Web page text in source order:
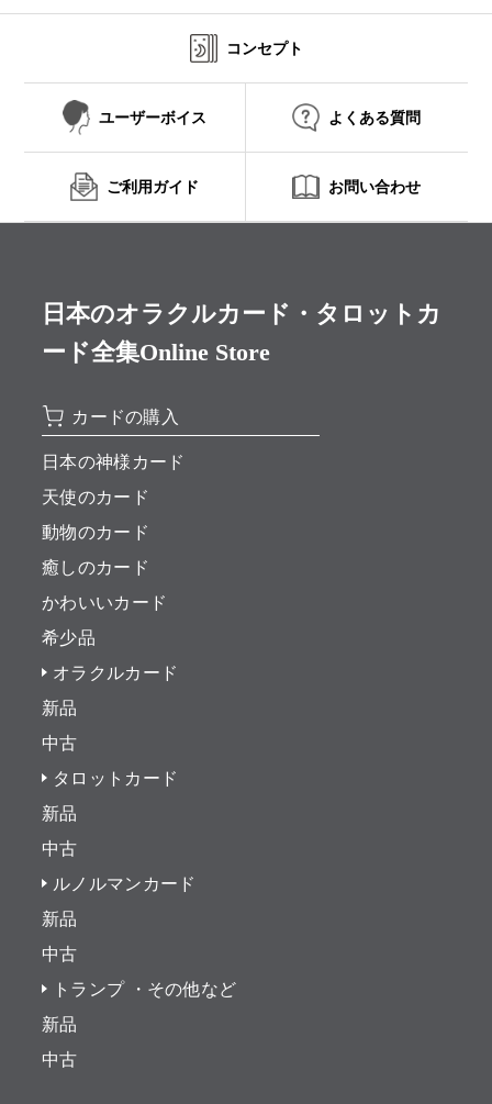
コンセプト
ユーザーボイス よくある質問
ご利用ガイド お問い合わせ
日本のオラクルカード・タロットカ
ード全集Online Store
カードの購入
日本の神様カード
天使のカード
動物のカード
癒しのカード
かわいいカード
希少品
オラクルカード
新品
中古
タロットカード
新品
中古
ルノルマンカード
新品
中古
トランプ ・その他など
新品
中古